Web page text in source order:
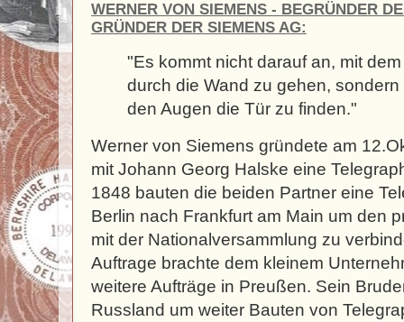
WERNER VON SIEMENS - BEGRÜNDER
GRÜNDER DER SIEMENS AG:
"Es kommt nicht darauf an, mit
durch die Wand zu gehen, sondern
den Augen die Tür zu finden."
Werner von Siemens gründete am
mit Johann Georg Halske eine
1848 bauten die beiden Partner eine
Berlin nach Frankfurt am Main um den
mit der Nationalversammlung zu
Auftrage brachte dem kleinem
weitere Aufträge in Preußen. Sein
Russland um weiter Bauten von